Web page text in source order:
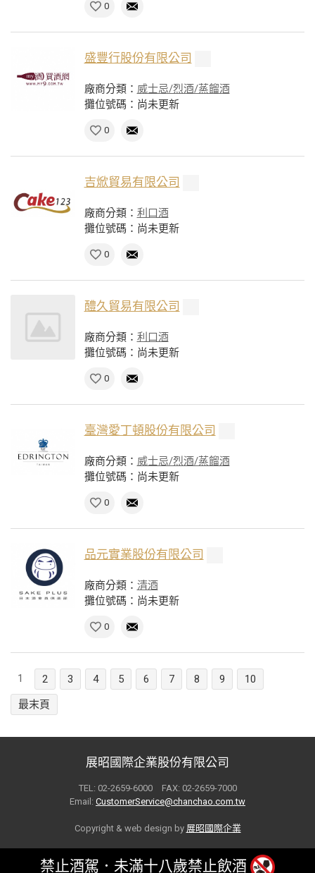
0
盛豐行股份有限公司
廠商分類： 威士忌/烈酒/蒸餾酒
攤位號碼：尚未更新
0
吉焮貿易有限公司
廠商分類： 利口酒
攤位號碼：尚未更新
0
醴久貿易有限公司
廠商分類： 利口酒
攤位號碼：尚未更新
0
臺灣愛丁頓股份有限公司
廠商分類： 威士忌/烈酒/蒸餾酒
攤位號碼：尚未更新
0
品元實業股份有限公司
廠商分類： 清酒
攤位號碼：尚未更新
0
1 2 3 4 5 6 7 8 9
10
最末頁
展昭國際企業股份有限公司
TEL: 02-2659-6000 FAX: 02-2659-7000
Email: CustomerService@chanchao.com.tw
Copyright & web design by 展昭國際企業
禁止酒駕．未滿十八歲禁止飲酒